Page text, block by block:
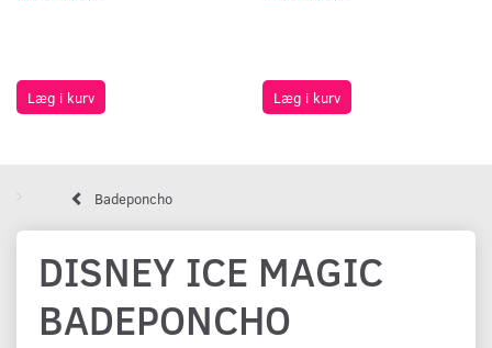
Læg i kurv Læg i kurv
Badeponcho
DISNEY ICE MAGIC
BADEPONCHO